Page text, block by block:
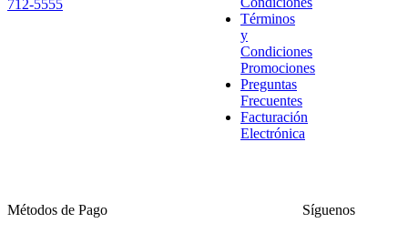
712-5555
Términos
y
Condiciones
Promociones
Preguntas
Frecuentes
Facturación
Electrónica
Métodos de Pago Síguenos